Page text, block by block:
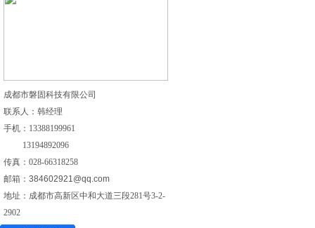
成都市磐固科技有限公司
联系人：韩经理
手机： 13388199961
13194892096
传真：028-66318258
邮箱： 384602921@qq.com
地址：成都市高新区中和大道三段281号3-2-
2902